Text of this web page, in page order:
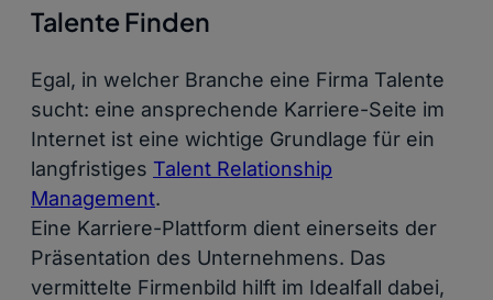
Talente Finden
Egal, in welcher Branche eine Firma Talente
sucht: eine ansprechende Karriere-Seite im
Internet ist eine wichtige Grundlage für ein
langfristiges Talent Relationship
Management.
Eine Karriere-Plattform dient einerseits der
Präsentation des Unternehmens. Das
vermittelte Firmenbild hilft im Idealfall dabei,